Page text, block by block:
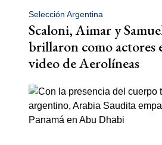
Selección Argentina
Scaloni, Aimar y
brillaron como actores
video de Aerolíneas